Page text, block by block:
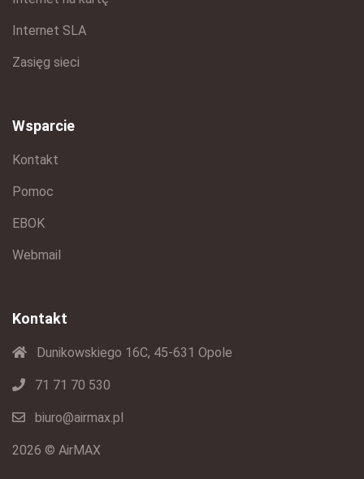
Internet SLA
Zasięg sieci
Wsparcie
Kontakt
Pomoc
EBOK
Webmail
Kontakt
Dunikowskiego 16C, 45-631 Opole
71 71 70 530
biuro@airmax.pl
2026 © AirMAX